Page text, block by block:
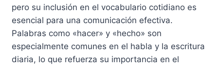
pero su inclusión en el vocabulario cotidiano es
esencial para una comunicación efectiva.
Palabras como «hacer» y «hecho» son
especialmente comunes en el habla y la escritura
diaria, lo que refuerza su importancia en el